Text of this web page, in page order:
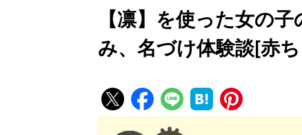
【凛】を使った女の
み、名づけ体験談[赤